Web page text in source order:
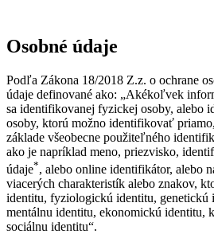
Osobné údaje
Podľa Zákona 18/2018 Z.z. o ochrane
údaje definované ako: „Akékoľvek
sa identifikovanej fyzickej osoby, alebo
osoby, ktorú možno identifikovať
základe všeobecne použiteľného
ako je napríklad meno, priezvisko,
údaje*, alebo online identifikátor, alebo
viacerých charakteristík alebo znakov,
identitu, fyziologickú identitu, genetickú
mentálnu identitu, ekonomickú identitu,
sociálnu identitu“.